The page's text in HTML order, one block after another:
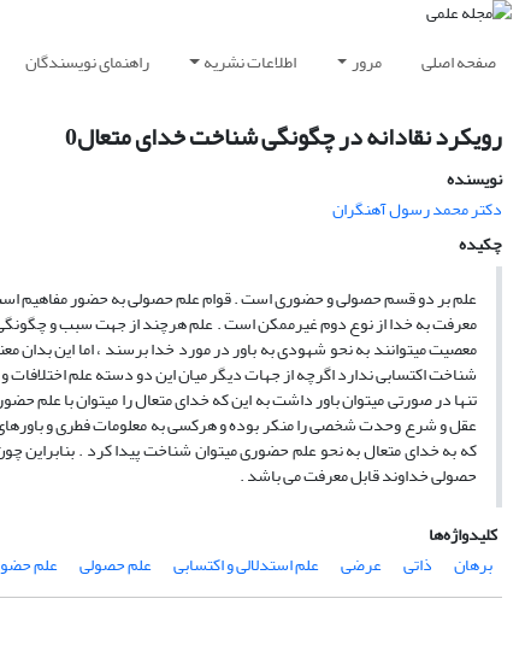
صفحه اصلی مرور اطلاعات نشریه راهنمای نویسندگان
رویکرد نقادانه در چگونگی شناخت خدای متعال0
نویسنده
دکتر محمد رسول آهنگران
چکیده
علم بر دو قسم حصولی و حضوری است . قوام علم حصولی به حضور مفاهیم است
معرفت به خدا از نوع دوم غیرممکن است . علم هرچند از جهت سبب و
معصیت میتوانند به نحو شهودی به باور در مورد خدا برسند ، اما این
شناخت اکتسابی ندارد اگرچه از جهات دیگر میان این دو دسته علم اختلافات
تنها در صورتی میتوان باور داشت به این که خدای متعال را میتوان با
عقل و شرع وحدت شخصی را منکر بوده و هرکسی به معلومات فطری و باورهای
که به خدای متعال به نحو علم حضوری میتوان شناخت پیدا کرد . بنابراین
حصولی خداوند قابل معرفت می باشد .
کلیدواژه‌ها
برهان
ذاتی عرضی علم استدلالی و اکتسابی علم حصولی علم